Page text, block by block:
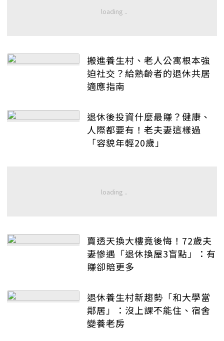
搬進養生村、老人公寓根本強
迫社交？給熟齡者的退休共居
適應指南
退休後投資什麼最賺？健康、
人際都要有！老夫妻這樣過
「容貌年輕20歲」
賣透天換大樓竟後悔！72歲夫
妻慘遇「退休換屋3盲點」：有
賺卻賠更多
退休養生村新趨勢「和大學當
鄰居」：沒上課不能住、宿舍
變養老房